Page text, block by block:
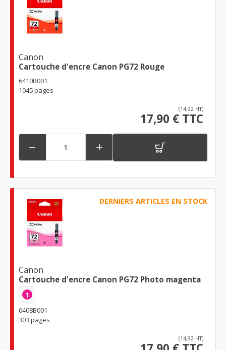
Canon
Cartouche d'encre Canon PG72 Rouge
6410B001
1045 pages
(14,92 HT)
17,90 € TTC
 
DERNIERS ARTICLES EN STOCK
Canon
Cartouche d'encre Canon PG72 Photo magenta
1
6408B001
303 pages
(14,92 HT)